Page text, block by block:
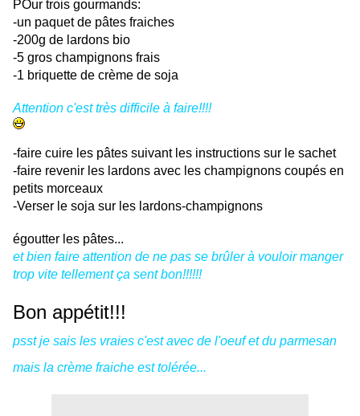
POur trois gourmands:
-un paquet de pâtes fraiches
-200g de lardons bio
-5 gros champignons frais
-1 briquette de crème de soja
Attention c'est très difficile à faire!!!!
-faire cuire les pâtes suivant les instructions sur le sachet
-faire revenir les lardons avec les champignons coupés en
petits morceaux
-Verser le soja sur les lardons-champignons
égoutter les pâtes...
et bien faire attention de ne pas se brûler à vouloir manger
trop vite tellement ça sent bon!!!!!!
Bon appétit!!!
psst je sais les vraies c'est avec de l'oeuf et du parmesan
mais la crème fraiche est tolérée...